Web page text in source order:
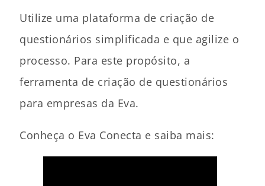
Utilize uma plataforma de criação de
questionários simplificada e que agilize o
processo. Para este propósito, a
ferramenta de criação de questionários
para empresas da Eva.
Conheça o Eva Conecta e saiba mais: